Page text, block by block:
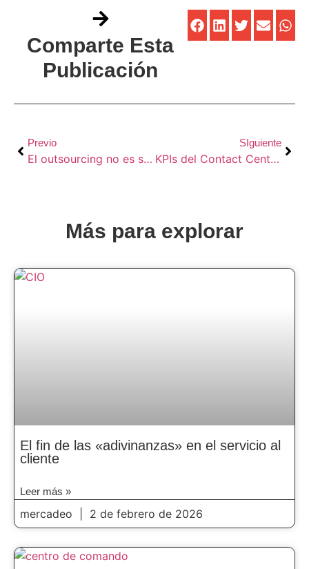
Comparte Esta
Publicación
Previo
El outsourcing no es solo cuestión de costos: Es tu socio que eleva tu calidad de servicio
SIguiente
KPIs del Contact Center: Más allá del tiempo de llamada
Más para explorar
El fin de las «adivinanzas» en el servicio al
cliente
Leer más »
mercadeo 2 de febrero de 2026